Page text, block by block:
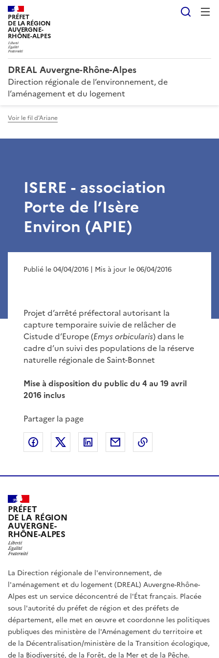
PRÉFET
DE LA RÉGION
AUVERGNE-
RHÔNE-ALPES
DREAL Auvergne-Rhône-Alpes
Direction régionale de l’environnement, de
l’aménagement et du logement
Voir le fil d'Ariane
ISERE - association
Porte de l’Isère
Environ (APIE)
Publié le 04/04/2016 | Mis à jour le 06/04/2016
Projet d’arrêté préfectoral autorisant la
capture temporaire suivie de relâcher de
Cistude d’Europe (Emys orbicularis) dans le
cadre d’un suivi des populations de la réserve
naturelle régionale de Saint-Bonnet
Mise à disposition du public du 4 au 19 avril
2016 inclus
Partager la page
Partager sur Facebook
Partager sur XPartager sur LinkedIn
Partager par email
PRÉFET
DE LA RÉGION
AUVERGNE-
RHÔNE-ALPES
La Direction régionale de l'environnement, de
l'aménagement et du logement (DREAL) Auvergne-Rhône-
Alpes est un service déconcentré de l'État français. Placée
sous l'autorité du préfet de région et des préfets de
département, elle met en œuvre et coordonne les politiques
publiques des ministère de l'Aménagement du territoire et
de la Décentralisation/ministère de la Transition écologique,
de la Biodiversité, de la Forêt, de la Mer et de la Pêche.